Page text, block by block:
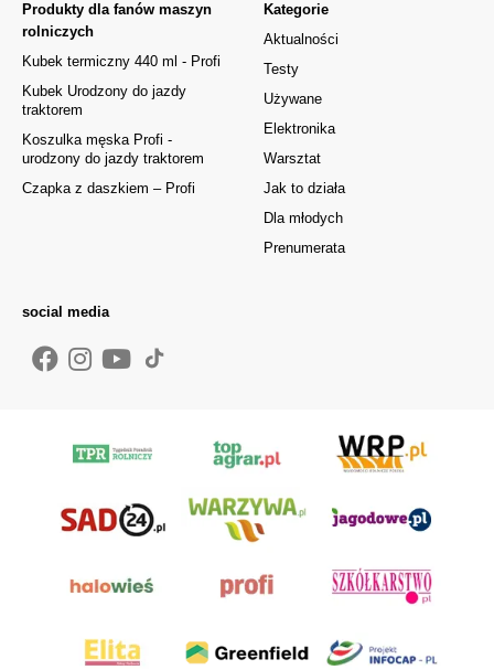
Kategorie
Aktualności
Testy
Używane
Elektronika
Warsztat
Jak to działa
Dla młodych
Prenumerata
Produkty dla fanów maszyn
rolniczych
Kubek termiczny 440 ml - Profi
Kubek Urodzony do jazdy
traktorem
Koszulka męska Profi -
urodzony do jazdy traktorem
Czapka z daszkiem – Profi
social media